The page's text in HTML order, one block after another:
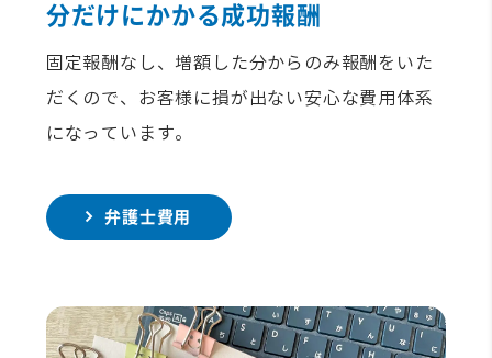
分だけにかかる成功報酬
固定報酬なし、増額した分からのみ報酬をいた
だくので、お客様に損が出ない安心な費用体系
になっています。
弁護士費用